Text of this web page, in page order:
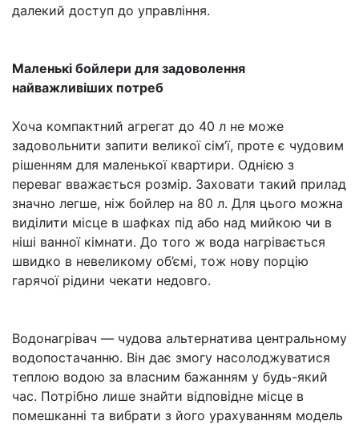
далекий доступ до управління.
Маленькі бойлери для задоволення
найважливіших потреб
Хоча компактний агрегат до 40 л не може
задовольнити запити великої сім’ї, проте є чудовим
рішенням для маленької квартири. Однією з
переваг вважається розмір. Заховати такий прилад
значно легше, ніж бойлер на 80 л. Для цього можна
виділити місце в шафках під або над мийкою чи в
ніші ванної кімнати. До того ж вода нагрівається
швидко в невеликому об’ємі, тож нову порцію
гарячої рідини чекати недовго.
Водонагрівач — чудова альтернатива центральному
водопостачанню. Він дає змогу насолоджуватися
теплою водою за власним бажанням у будь-який
час. Потрібно лише знайти відповідне місце в
помешканні та вибрати з його урахуванням модель